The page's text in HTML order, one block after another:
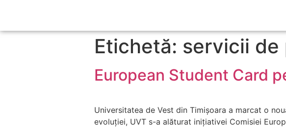
Etichetă: servicii de
European Student Card
Universitatea de Vest din Timișoara a marcat o
evoluției, UVT s-a alăturat inițiativei Comisiei